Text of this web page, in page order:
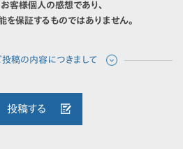
客様個人の感想であり、
を保証するものではありません。
投稿する